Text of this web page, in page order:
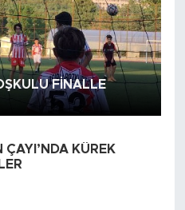
FİNALLE
ÇAYI’NDA KÜREK